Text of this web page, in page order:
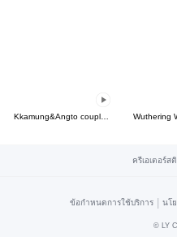
ครีเอเตอร์ส
ข้อกำหนดการใช้บริการ | นโ
© LY